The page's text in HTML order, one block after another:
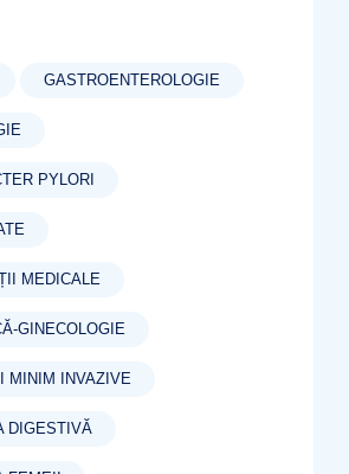
GASTROENTEROLOGIE
PYLORI
MEDICALE
GINECOLOGIE
MINIM INVAZIVE
DIGESTIVĂ